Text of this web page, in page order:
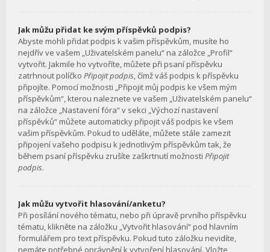
Jak můžu přidat ke svým příspěvků podpis?
Abyste mohli přidat podpis k vašim příspěvkům, musíte ho
nejdřív ve vašem „Uživatelském panelu“ na záložce „Profil“
vytvořit. Jakmile ho vytvoříte, můžete při psaní příspěvku
zatrhnout políčko Připojit podpis, čímž váš podpis k příspěvku
připojíte. Pomocí možnosti „Připojit můj podpis ke všem mým
příspěvkům“, kterou naleznete ve vašem „Uživatelském panelu“
na záložce „Nastavení fóra“ v sekci „Výchozí nastavení
příspěvků“ můžete automaticky připojit váš podpis ke všem
vašim příspěvkům. Pokud to uděláte, můžete stále zamezit
připojení vašeho podpisu k jednotlivým příspěvkům tak, že
během psaní příspěvku zrušíte zaškrtnutí možnosti Připojit
podpis.
Jak můžu vytvořit hlasování/anketu?
Při posílání nového tématu, nebo při úpravě prvního příspěvku
tématu, klikněte na záložku „Vytvořit hlasování“ pod hlavním
formulářem pro text příspěvku. Pokud tuto záložku nevidíte,
nemáte potřebné oprávnění k vytvoření hlasování. Vložte